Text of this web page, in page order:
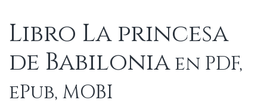
Libro La princesa
de Babiloniaen PDF,
ePub, MOBI